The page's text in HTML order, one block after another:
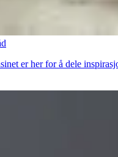
er her for å dele